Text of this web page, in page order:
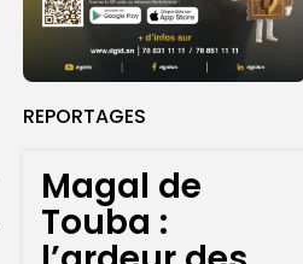
REPORTAGES
Magal de
Touba :